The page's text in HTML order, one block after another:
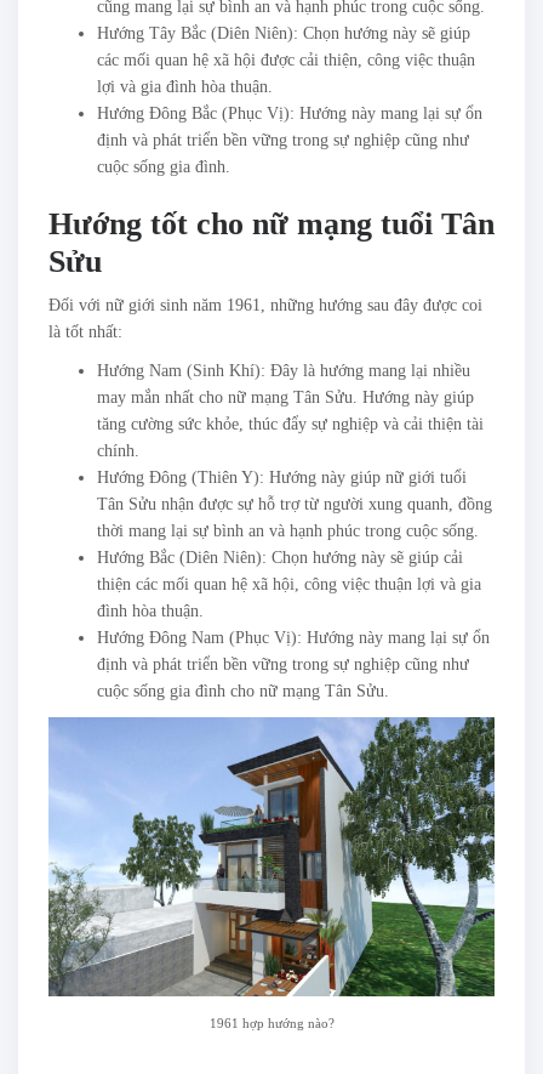
cũng mang lại sự bình an và hạnh phúc trong cuộc sống.
Hướng Tây Bắc (Diên Niên): Chọn hướng này sẽ giúp
các mối quan hệ xã hội được cải thiện, công việc thuận
lợi và gia đình hòa thuận.
Hướng Đông Bắc (Phục Vị): Hướng này mang lại sự ổn
định và phát triển bền vững trong sự nghiệp cũng như
cuộc sống gia đình.
Hướng tốt cho nữ mạng tuổi Tân
Sửu
Đối với nữ giới sinh năm 1961, những hướng sau đây được coi
là tốt nhất:
Hướng Nam (Sinh Khí): Đây là hướng mang lại nhiều
may mắn nhất cho nữ mạng Tân Sửu. Hướng này giúp
tăng cường sức khỏe, thúc đẩy sự nghiệp và cải thiện tài
chính.
Hướng Đông (Thiên Y): Hướng này giúp nữ giới tuổi
Tân Sửu nhận được sự hỗ trợ từ người xung quanh, đồng
thời mang lại sự bình an và hạnh phúc trong cuộc sống.
Hướng Bắc (Diên Niên): Chọn hướng này sẽ giúp cải
thiện các mối quan hệ xã hội, công việc thuận lợi và gia
đình hòa thuận.
Hướng Đông Nam (Phục Vị): Hướng này mang lại sự ổn
định và phát triển bền vững trong sự nghiệp cũng như
cuộc sống gia đình cho nữ mạng Tân Sửu.
1961 hợp hướng nào?